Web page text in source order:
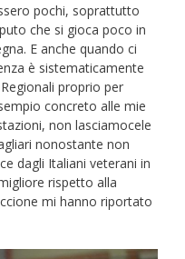
pochi, soprattutto
che si gioca poco in
E anche quando ci
è sistematicamente
proprio per
concreto alle mie
non lasciamocele
nonostante non
dagli Italiani veterani in
rispetto alla
mi hanno riportato